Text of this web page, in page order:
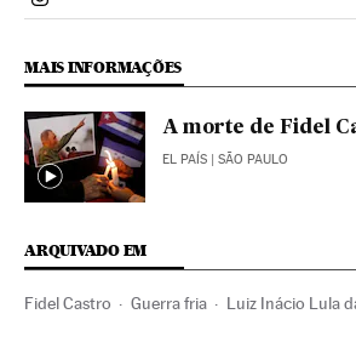
Politica El País Brasil en Instagram
MAIS INFORMAÇÕES
A morte de Fidel
EL PAÍS | SÃO PAULO
ARQUIVADO EM
Fidel Castro Guerra fria Luiz Inácio Lula